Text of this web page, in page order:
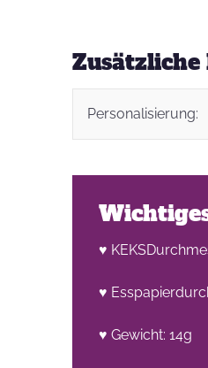
Personalisierung:
♥
♥
♥ Gewicht: 14g